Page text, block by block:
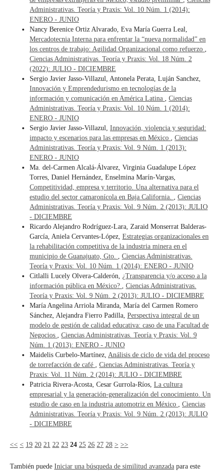
Administrativas. Teoría y Praxis: Vol. 10 Núm. 1 (2014):
ENERO - JUNIO
Nancy Berenice Ortiz Alvarado, Eva María Guerra Leal,
Mercadotecnia Interna para enfrentar la “nueva normalidad” en
los centros de trabajo: Agilidad Organizacional como refuerzo
Ciencias Administrativas. Teoría y Praxis: Vol. 18 Núm. 2
(2022): JULIO - DICIEMBRE
Sergio Javier Jasso-Villazul, Antonela Perata, Luján Sanchez,
Innovación y Emprendedurismo en tecnologías de la
información y comunicación en América Latina
Ciencias
Administrativas. Teoría y Praxis: Vol. 10 Núm. 1 (2014):
ENERO - JUNIO
Sergio Javier Jasso-Villazul, Innovación, violencia y seguridad:
impacto y escenarios para las empresas en México
Ciencias
Administrativas. Teoría y Praxis: Vol. 9 Núm. 1 (2013):
ENERO - JUNIO
Ma. del-Carmen Alcalá-Álvarez, Virginia Guadalupe López
Torres, Daniel Hernández, Enselmina Marín-Vargas,
Competitividad, empresa y territorio. Una alternativa para el
estudio del sector camaronícola en Baja California.
Ciencias
Administrativas. Teoría y Praxis: Vol. 9 Núm. 2 (2013): JULIO
- DICIEMBRE
Ricardo Alejandro Rodríguez-Lara, Zaraid Monserrat Balderas-
García, Aniela Cervantes-López, Estrategias organizacionales en
la rehabilitación competitiva de la industria minera en el
municipio de Guanajuato, Gto.
Ciencias Administrativas.
Teoría y Praxis: Vol. 10 Núm. 1 (2014): ENERO - JUNIO
Citlalli Lucely Olvera-Calderón, ¿Transparencia y/o acceso a la
información pública en México?
Ciencias Administrativas.
Teoría y Praxis: Vol. 9 Núm. 2 (2013): JULIO - DICIEMBRE
María Angelina Arriola Miranda, María del Carmen Romero
Sánchez, Alejandra Fierro Padilla, Perspectiva integral de un
modelo de gestión de calidad educativa: caso de una Facultad de
Negocios
Ciencias Administrativas. Teoría y Praxis: Vol. 9
Núm. 1 (2013): ENERO - JUNIO
Maidelis Curbelo-Martínez, Análisis de ciclo de vida del proceso
de torrefacción de café
Ciencias Administrativas. Teoría y
Praxis: Vol. 11 Núm. 2 (2014): JULIO - DICIEMBRE
Patricia Rivera-Acosta, Cesar Gurrola-Ríos, La cultura
empresarial y la generación-generalización del conocimiento. Un
estudio de caso en la industria automotriz en México
Ciencias
Administrativas. Teoría y Praxis: Vol. 9 Núm. 2 (2013): JULIO
- DICIEMBRE
<< < 19 20 21 22 23 24 25 26 27 28 > >>
También puede Iniciar una búsqueda de similitud avanzadapara este